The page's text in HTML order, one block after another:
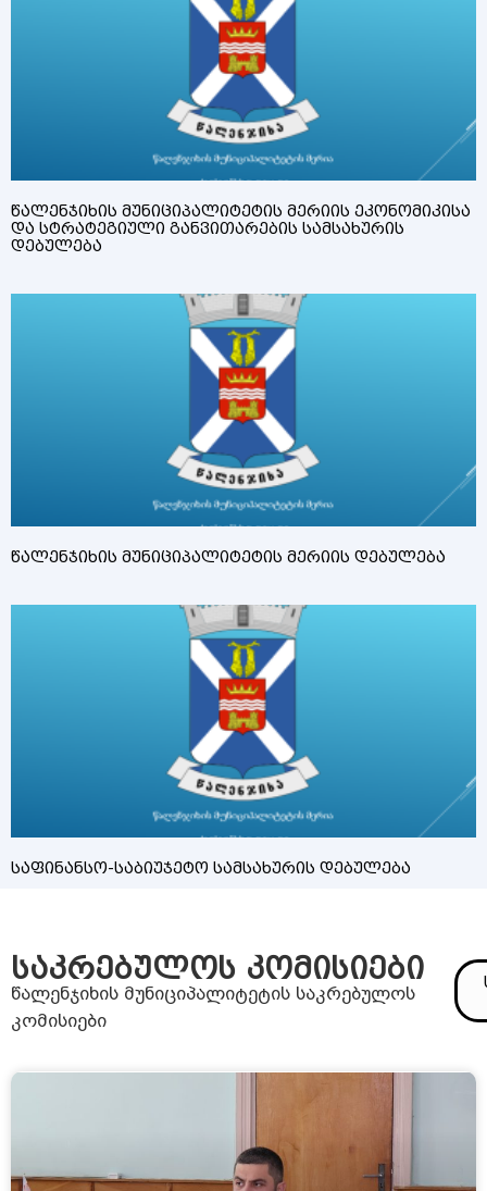
წალენჯიხის მუნიციპალიტეტის მერიის ეკონომიკისა
და სტრატეგიული განვითარების სამსახურის
დებულება
წალენჯიხის მუნიციპალიტეტის მერიის დებულება
საფინანსო-საბიუჯეტო სამსახურის დებულება
საკრებულოს კომისიები
წალენჯიხის მუნიციპალიტეტის საკრებულოს
კომისიები